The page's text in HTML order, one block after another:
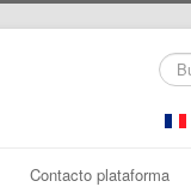
Contacto plataforma